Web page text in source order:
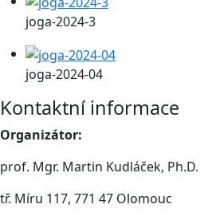
joga-2024-3
joga-2024-04
Kontaktní informace
Organizátor:
prof. Mgr. Martin Kudláček, Ph.D.
tř. Míru 117, 771 47 Olomouc